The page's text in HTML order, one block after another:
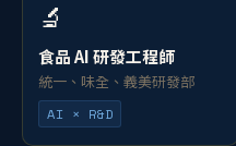
🔬
食品 AI 研發工程師
統一、味全、義美研發部
AI × R&D